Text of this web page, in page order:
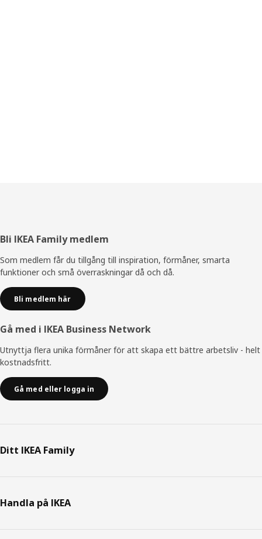
Sidfot
Bli IKEA Family medlem
Som medlem får du tillgång till inspiration, förmåner, smarta
funktioner och små överraskningar då och då.
Bli medlem här
Gå med i IKEA Business Network
Utnyttja flera unika förmåner för att skapa ett bättre arbetsliv - helt
kostnadsfritt.
Gå med eller logga in
Ditt IKEA Family
Handla på IKEA